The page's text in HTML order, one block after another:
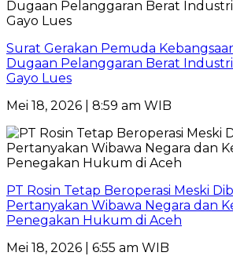
Surat Gerakan Pemuda
Dugaan Pelanggaran Berat
Gayo Lues
Mei 18, 2026 | 8:59 am WIB
PT Rosin Tetap Beroperasi Meski
Pertanyakan Wibawa Negara dan
Penegakan Hukum di Aceh
Mei 18, 2026 | 6:55 am WIB